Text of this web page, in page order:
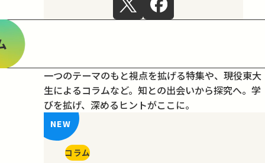
一つのテーマのもと視点を拡げる特集や、現役東大
生によるコラムなど。 知との出会いから探究へ。学
びを拡げ、深めるヒントがここに。
コラム